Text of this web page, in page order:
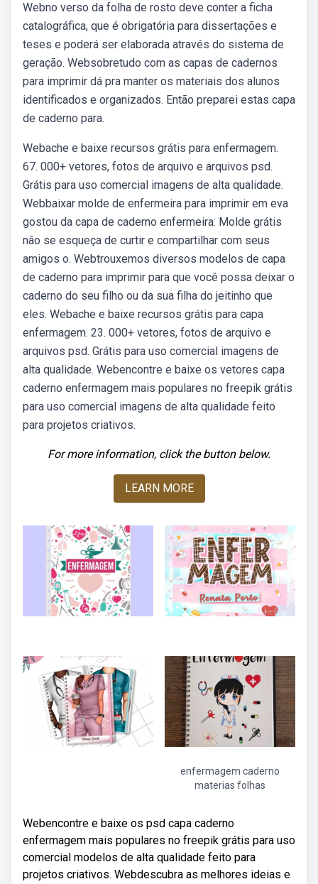
Webno verso da folha de rosto deve conter a ficha
catalográfica, que é obrigatória para dissertações e
teses e poderá ser elaborada através do sistema de
geração. Websobretudo com as capas de cadernos
para imprimir dá pra manter os materiais dos alunos
identificados e organizados. Então preparei estas capa
de caderno para.
Webache e baixe recursos grátis para enfermagem.
67. 000+ vetores, fotos de arquivo e arquivos psd.
Grátis para uso comercial imagens de alta qualidade.
Webbaixar molde de enfermeira para imprimir em eva
gostou da capa de caderno enfermeira: Molde grátis
não se esqueça de curtir e compartilhar com seus
amigos o. Webtrouxemos diversos modelos de capa
de caderno para imprimir para que você possa deixar o
caderno do seu filho ou da sua filha do jeitinho que
eles. Webache e baixe recursos grátis para capa
enfermagem. 23. 000+ vetores, fotos de arquivo e
arquivos psd. Grátis para uso comercial imagens de
alta qualidade. Webencontre e baixe os vetores capa
caderno enfermagem mais populares no freepik grátis
para uso comercial imagens de alta qualidade feito
para projetos criativos.
For more information, click the button below.
LEARN MORE
enfermagem caderno
materias folhas
Webencontre e baixe os psd capa caderno
enfermagem mais populares no freepik grátis para uso
comercial modelos de alta qualidade feito para
projetos criativos. Webdescubra as melhores ideias e